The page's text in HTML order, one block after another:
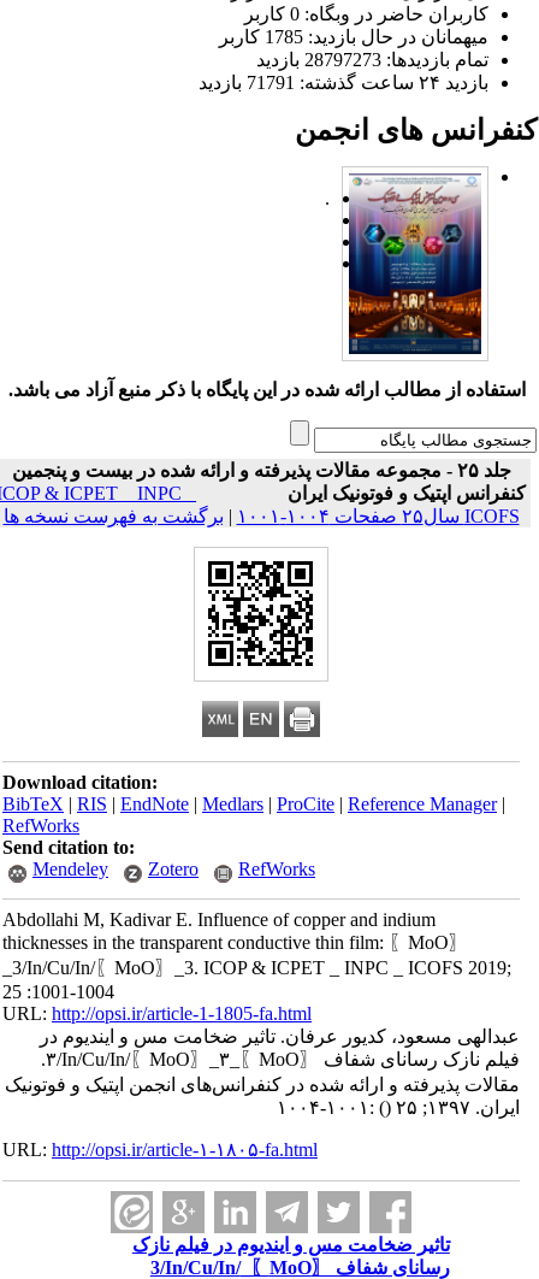
کاربران حاضر در وبگاه: 0 کاربر
میهمانان در حال بازدید: 1785 کاربر
تمام بازدید‌ها: 28797273 بازدید
بازدید ۲۴ ساعت گذشته: 71791 بازدید
های انجمن
.
استفاده از مطالب ارائه شده در این پایگاه با ذکر منبع آزاد می باشد.
جلد ۲۵ - مجموعه مقالات پذیرفته و ارائه شده در بیست و پنجمین
کنفرانس اپتیک و فوتونیک ایران
ICOP & ICPET _ INPC _
ICOFS سال۲۵ صفحات ۱۰۰۴-۱۰۰۱
| برگشت به فهرست نسخه ها
Download citation:
BibTeX|RIS|EndNote|Medlars|ProCite|Reference Manager
RefWorks
Send citation to:
Mendeley
Zotero RefWorks
Abdollahi M, Kadivar E. Influence of copper and indium
thicknesses in the transparent conductive thin film: 〖MoO〗
_3/In/Cu/In/〖MoO〗_3. ICOP & ICPET _ INPC _ ICOFS 2019;
25 :1001-1004
URL:http://opsi.ir/article-1-1805-fa.html
عبدالهی مسعود، کدیور عرفان. تاثیر ضخامت مس و ایندیوم در
فیلم نازک رسانای شفاف 〖MoO〗_۳/In/Cu/In/〖MoO〗_۳.
مقالات پذیرفته و ارائه شده در کنفرانس‌های انجمن اپتیک و فوتونیک
ایران. ۱۳۹۷; ۲۵
() :۱۰۰۱-۱۰۰۴
URL:http://opsi.ir/article-۱-۱۸۰۵-fa.html
تاثیر ضخامت مس و ایندیوم در فیلم نازک
رسانای شفاف 〖MoO〗_3/In/Cu/In/